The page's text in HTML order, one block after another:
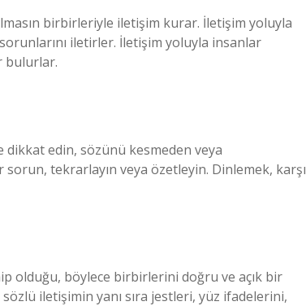
birbirleriyle iletişim kurar. İletişim yoluyla
iletirler. İletişim yoluyla insanlar
bulurlar.
dikkat edin, sözünü kesmeden veya
tekrarlayın veya özetleyin. Dinlemek, karşı
olduğu, böylece birbirlerini doğru ve açık bir
iletişimin yanı sıra jestleri, yüz ifadelerini,